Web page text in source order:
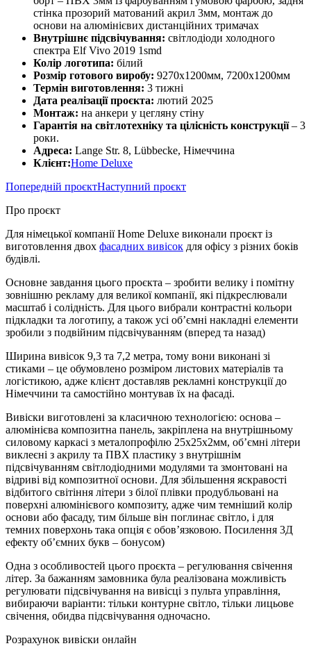
стінка прозорий матований акрил 3мм, монтаж до
основи на алюмінієвих дистанційних тримачах
Внутрішнє підсвічування: світлодіоди холодного
спектра Elf Vivo 2019 1smd
Колір логотипа: білий
Розмір готового виробу: 9270х1200мм, 7200х1200мм
Термін виготовлення: 3 тижні
Дата реалізації проєкта: лютий 2025
Монтаж: на анкери у цегляну стіну
Гарантія на світлотехніку та цілісність конструкції– 3
роки.
Адреса: Lange Str. 8, Lübbecke, Німеччина
Клієнт:Home Deluxe
Попередній проєктНаступний проєкт
Про проєкт
Для німецької компанії Home Deluxe виконали проєкт із
виготовлення двох фасадних вивісок для офісу з різних боків
будівлі.
Основне завдання цього проєкта – зробити велику і помітну
зовнішню рекламу для великої компанії, які підкреслювали
масштаб і солідність. Для цього вибрали контрастні кольори
підкладки та логотипу, а також усі об’ємні накладні елементи
зробили з подвійним підсвічуванням (вперед та назад)
Ширина вивісок 9,3 та 7,2 метра, тому вони виконані зі
стиками – це обумовлено розміром листових матеріалів та
логістикою, адже клієнт доставляв рекламні конструкції до
Німеччини та самостійно монтував їх на фасаді.
Вивіски виготовлені за класичною технологією: основа –
алюмінієва композитна панель, закріплена на внутрішньому
силовому каркасі з металопрофілю 25х25х2мм, об’ємні літери
виклеєні з акрилу та ПВХ пластику з внутрішнім
підсвічуванням світлодіодними модулями та змонтовані на
відриві від композитної основи. Для збільшення яскравості
відбитого світіння літери з білої плівки продубльовані на
поверхні алюмінієвого композиту, адже чим темніший колір
основи або фасаду, тим більше він поглинає світло, і для
темних поверхонь така опція є обов’язковою. Посилення 3Д
ефекту об’ємних букв – бонусом)
Одна з особливостей цього проєкта – регулювання свічення
літер. За бажанням замовника була реалізована можливість
регулювати підсвічування на вивісці з пульта управління,
вибираючи варіанти: тільки контурне світло, тільки лицьове
свічення, обидва підсвічування одночасно.
Розрахунок вивіски онлайн